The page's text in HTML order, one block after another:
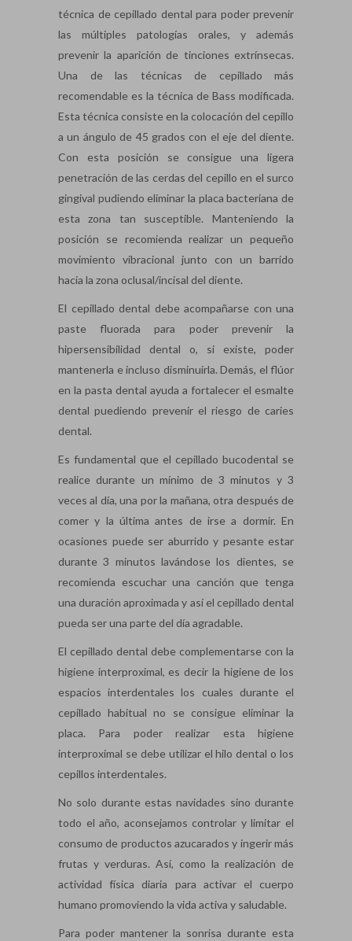
técnica de cepillado dental para poder prevenir
las múltiples patologías orales, y además
prevenir la aparición de tinciones extrínsecas.
Una de las técnicas de cepillado más
recomendable es la técnica de Bass modificada.
Esta técnica consiste en la colocación del cepillo
a un ángulo de 45 grados con el eje del diente.
Con esta posición se consigue una ligera
penetración de las cerdas del cepillo en el surco
gingival pudiendo eliminar la placa bacteriana de
esta zona tan susceptible. Manteniendo la
posición se recomienda realizar un pequeño
movimiento vibracional junto con un barrido
hacia la zona oclusal/incisal del diente.
El cepillado dental debe acompañarse con una
paste fluorada para poder prevenir la
hipersensibilidad dental o, si existe, poder
mantenerla e incluso disminuirla. Demás, el flúor
en la pasta dental ayuda a fortalecer el esmalte
dental puediendo prevenir el riesgo de caries
dental.
Es fundamental que el cepillado bucodental se
realice durante un mínimo de 3 minutos y 3
veces al día, una por la mañana, otra después de
comer y la última antes de irse a dormir. En
ocasiones puede ser aburrido y pesante estar
durante 3 minutos lavándose los dientes, se
recomienda escuchar una canción que tenga
una duración aproximada y así el cepillado dental
pueda ser una parte del día agradable.
El cepillado dental debe complementarse con la
higiene interproximal, es decir la higiene de los
espacios interdentales los cuales durante el
cepillado habitual no se consigue eliminar la
placa. Para poder realizar esta higiene
interproximal se debe utilizar el hilo dental o los
cepillos interdentales.
No solo durante estas navidades sino durante
todo el año, aconsejamos controlar y limitar el
consumo de productos azucarados y ingerir más
frutas y verduras. Así, como la realización de
actividad física diaria para activar el cuerpo
humano promoviendo la vida activa y saludable.
Para poder mantener la sonrisa durante esta